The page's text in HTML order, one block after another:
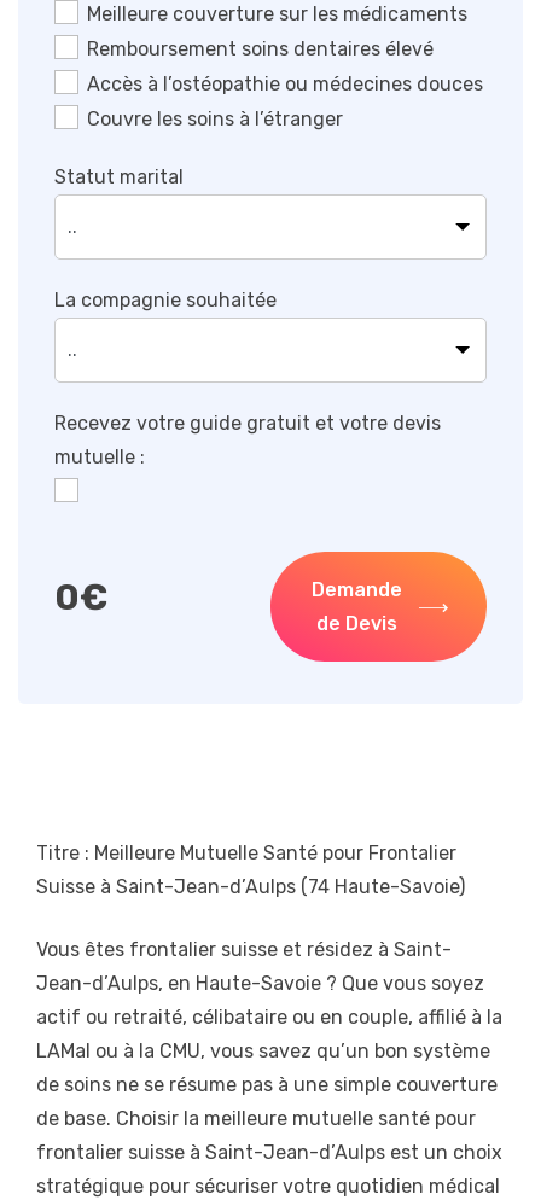
Meilleure couverture sur les médicaments
Remboursement soins dentaires élevé
Accès à l’ostéopathie ou médecines douces
Couvre les soins à l’étranger
Statut marital
La compagnie souhaitée
Recevez votre guide gratuit et votre devis
mutuelle :
0€
Demande
de Devis
Titre : Meilleure Mutuelle Santé pour Frontalier
Suisse à Saint-Jean-d’Aulps (74 Haute-Savoie)
Vous êtes frontalier suisse et résidez à Saint-
Jean-d’Aulps, en Haute-Savoie ? Que vous soyez
actif ou retraité, célibataire ou en couple, affilié à la
LAMal ou à la CMU, vous savez qu’un bon système
de soins ne se résume pas à une simple couverture
de base. Choisir la meilleure mutuelle santé pour
frontalier suisse à Saint-Jean-d’Aulps est un choix
stratégique pour sécuriser votre quotidien médical